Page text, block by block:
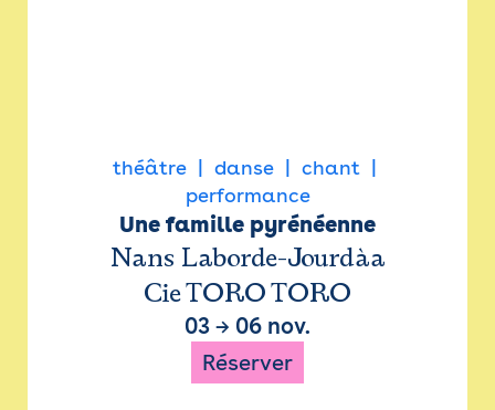
théâtre danse
chant
performance
Une famille pyrénéenne
Nans Laborde-Jourdàa
Cie TORO TORO
03 → 06 nov.
Réserver